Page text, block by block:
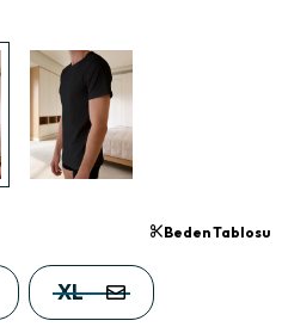
XL
Beden Tablosu